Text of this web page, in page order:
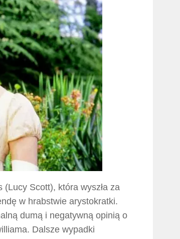
Scott), która wyszła za
w hrabstwie arystokratki.
dumą i negatywną opinią o
Dalsze wypadki